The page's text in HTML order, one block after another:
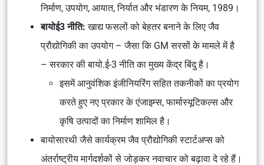
निर्माण, उपयोग, आयात, निर्यात और भंडारण के नियम, 1989।
बायोई3 नीति:खाद्य फसलों को बेहतर बनाने के लिए जैव
प्रौद्योगिकी का उपयोग – जैसा कि GM सरसों के मामले में है
– सरकार की बायो.ई-3 नीति का मुख्य केंद्र बिंदु है।
इसमें आनुवंशिक इंजीनियरिंग सहित तकनीकों का प्रयोग
करते हुए नए प्रकार के एंजाइम्स, फार्मास्यूटिकल्स और
कृषि उत्पादों का निर्माण शामिल है।
बायोसारथी जैसे कार्यक्रम जैव प्रौद्योगिकी स्टार्टअप्स को
अंतर्राष्ट्रीय मार्गदर्शकों से जोड़कर नवाचार को बढ़ावा दे रहे हैं।